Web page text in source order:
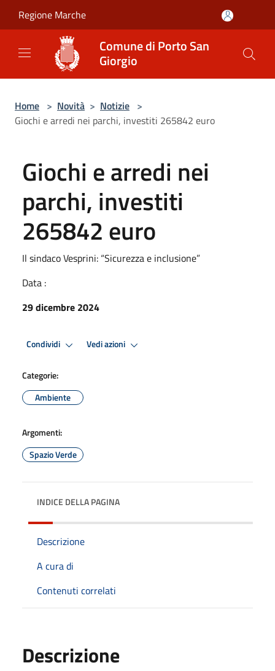
Regione Marche
Comune di Porto San
Giorgio
Home > Novità > Notizie >
Giochi e arredi nei parchi, investiti 265842 euro
Giochi e arredi nei
parchi, investiti
265842 euro
Il sindaco Vesprini: “Sicurezza e inclusione”
Data :
29 dicembre 2024
Condividi Vedi azioni
Categorie:
Ambiente
Argomenti:
Spazio Verde
INDICE DELLA PAGINA
Descrizione
A cura di
Contenuti correlati
Descrizione